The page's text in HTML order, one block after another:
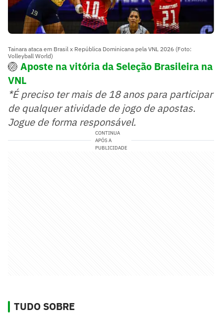
Tainara ataca em Brasil x República Dominicana pela VNL 2026 (Foto:
Volleyball World)
🏐 Aposte na vitória da Seleção Brasileira na
VNL
*É preciso ter mais de 18 anos para participar
de qualquer atividade de jogo de apostas.
Jogue de forma responsável.
CONTINUA
APÓS A
PUBLICIDADE
TUDO SOBRE